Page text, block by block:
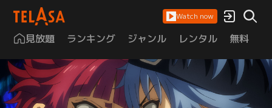
Watch now
見放題 ランキング ジャンル レンタル 無料